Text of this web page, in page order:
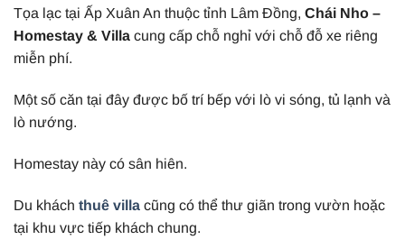
Tọa lạc tại Ấp Xuân An thuộc tỉnh Lâm Đồng, Chái Nho –
Homestay & Villa cung cấp chỗ nghỉ với chỗ đỗ xe riêng
miễn phí.
Một số căn tại đây được bố trí bếp với lò vi sóng, tủ lạnh và
lò nướng.
Homestay này có sân hiên.
Du khách thuê villa cũng có thể thư giãn trong vườn hoặc
tại khu vực tiếp khách chung.